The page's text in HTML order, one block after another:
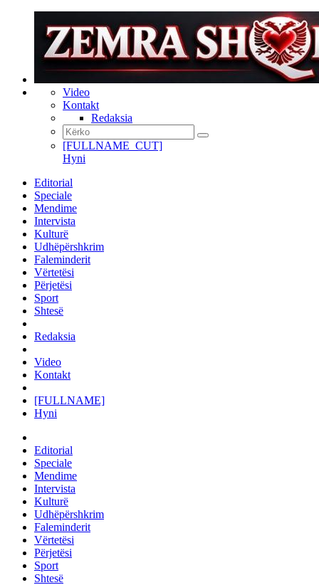
Video
Kontakt
Redaksia
[FULLNAME_CUT]
Hyni
Editorial
Speciale
Mendime
Intervista
Kulturë
Udhëpërshkrim
Faleminderit
Vërtetësi
Përjetësi
Sport
Shtesë
Redaksia
Video
Kontakt
[FULLNAME]
Hyni
Editorial
Speciale
Mendime
Intervista
Kulturë
Udhëpërshkrim
Faleminderit
Vërtetësi
Përjetësi
Sport
Shtesë